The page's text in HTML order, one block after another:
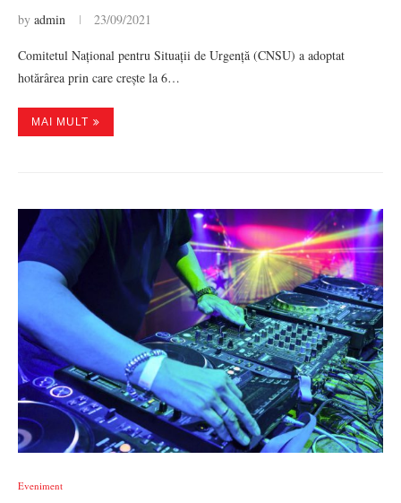
by admin 23/09/2021
Comitetul Național pentru Situații de Urgență (CNSU) a adoptat
hotărârea prin care crește la 6…
MAI MULT
Eveniment